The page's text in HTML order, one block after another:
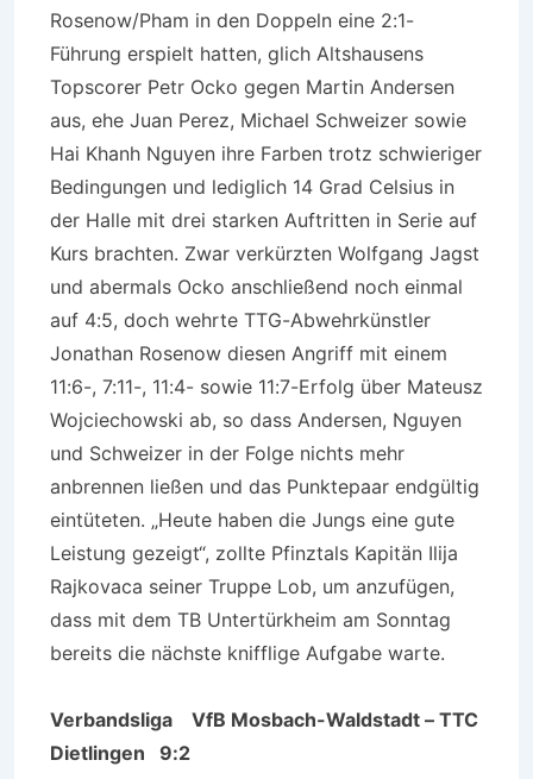
Rosenow/Pham in den Doppeln eine 2:1-
Führung erspielt hatten, glich Altshausens
Topscorer Petr Ocko gegen Martin Andersen
aus, ehe Juan Perez, Michael Schweizer sowie
Hai Khanh Nguyen ihre Farben trotz schwieriger
Bedingungen und lediglich 14 Grad Celsius in
der Halle mit drei starken Auftritten in Serie auf
Kurs brachten. Zwar verkürzten Wolfgang Jagst
und abermals Ocko anschließend noch einmal
auf 4:5, doch wehrte TTG-Abwehrkünstler
Jonathan Rosenow diesen Angriff mit einem
11:6-, 7:11-, 11:4- sowie 11:7-Erfolg über Mateusz
Wojciechowski ab, so dass Andersen, Nguyen
und Schweizer in der Folge nichts mehr
anbrennen ließen und das Punktepaar endgültig
eintüteten. „Heute haben die Jungs eine gute
Leistung gezeigt“, zollte Pfinztals Kapitän Ilija
Rajkovaca seiner Truppe Lob, um anzufügen,
dass mit dem TB Untertürkheim am Sonntag
bereits die nächste knifflige Aufgabe warte.
Verbandsliga VfB Mosbach-Waldstadt – TTC
Dietlingen 9:2